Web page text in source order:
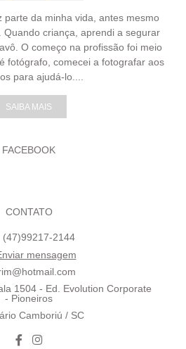
parte da minha vida, antes mesmo
Quando criança, aprendi a segurar
O começo na profissão foi meio
fotógrafo, comecei a fotografar aos
para ajudá-lo....
SAIBA MAIS
FACEBOOK
CONTATO
(47)99217-2144
mensagem
1504 - Ed. Evolution Corporate
- Pioneiros
Camboriú / SC